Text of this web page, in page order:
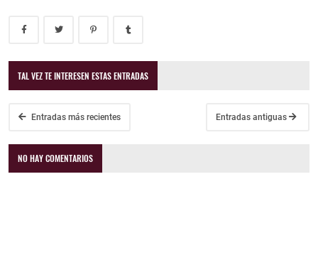
TAL VEZ TE INTERESEN ESTAS ENTRADAS
Entradas más recientes Entradas antiguas
NO HAY COMENTARIOS